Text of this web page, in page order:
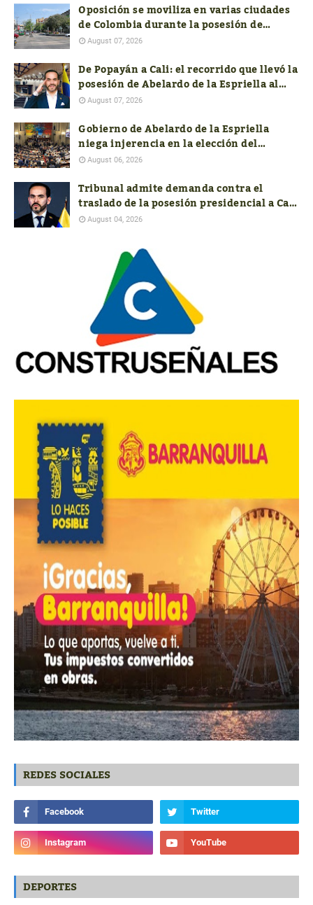
Oposición se moviliza en varias ciudades
de Colombia durante la posesión de
Abelardo de la Espriella
August 07, 2026
De Popayán a Cali: el recorrido que llevó la
posesión de Abelardo de la Espriella al
suroccidente
August 07, 2026
Gobierno de Abelardo de la Espriella
niega injerencia en la elección del
próximo contralor General
August 06, 2026
Tribunal admite demanda contra el
traslado de la posesión presidencial a Cali
y pide soportes jurídicos, presupuestales
August 04, 2026
REDES SOCIALES
DEPORTES